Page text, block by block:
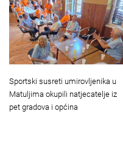
Sportski susreti umirovljenika u
Matuljima okupili natjecatelje iz
pet gradova i općina